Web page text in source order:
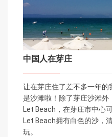
中国人在芽庄
让在芽庄住了差不多一年的
是沙滩啦！除了芽庄沙滩外
Let Beach，在芽庄市中心
Let Beach拥有白色的沙，
玩。